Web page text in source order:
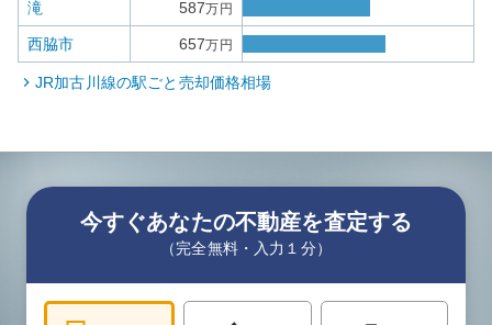
滝 587万円
西脇市 657万円
JR加古川線の駅ごと売却価格相場
今すぐあなたの不動産を査定する
（完全無料・入力１分）